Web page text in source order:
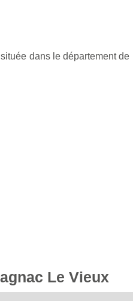
située dans le département de
Le Vieux